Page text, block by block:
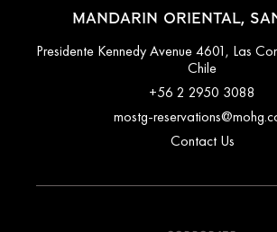
MANDARIN ORIENTAL,
Presidente Kennedy Avenue 4601, Las
Chile
+56 2 2950 3088
mostg-
Contact Us